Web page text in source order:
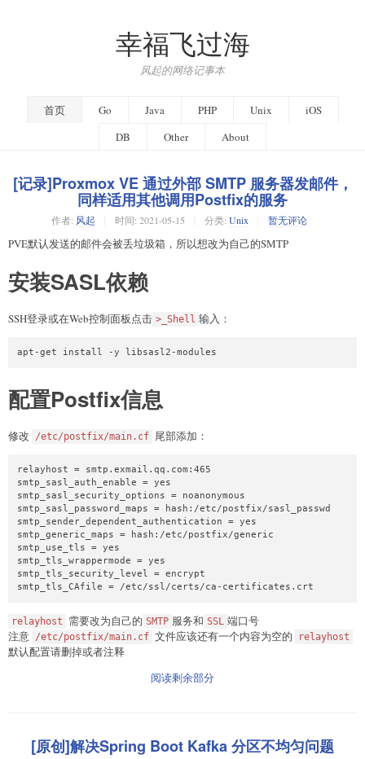
幸福飞过海
风起的网络记事本
首页 Go Java PHP Unix
iOS
DB
Other About
[记录]Proxmox VE 通过外部 SMTP 服务器发邮件，
同样适用其他调用Postfix的服务
作者: 风起 时间: 2021-05-15 分类: Unix 暂无评论
PVE默认发送的邮件会被丢垃圾箱，所以想改为自己的SMTP
安装SASL依赖
SSH登录或在Web控制面板点击 >_Shell 输入：
配置Postfix信息
修改 /etc/postfix/main.cf 尾部添加：
relayhost = smtp.exmail.qq.com:465
smtp_sasl_auth_enable = yes
smtp_sasl_security_options = noanonymous
smtp_sasl_password_maps = hash:/etc/postfix/sasl_passwd
smtp_sender_dependent_authentication = yes
smtp_generic_maps = hash:/etc/postfix/generic
smtp_use_tls = yes
smtp_tls_wrappermode = yes
smtp_tls_security_level = encrypt
relayhost 需要改为自己的 SMTP 服务和 SSL 端口号
注意 /etc/postfix/main.cf 文件应该还有一个内容为空的 relayhost
默认配置请删掉或者注释
阅读剩余部分
[原创]解决Spring Boot Kafka 分区不均匀问题